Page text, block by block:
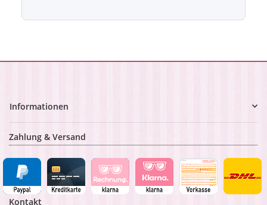
Informationen
Zahlung & Versand
Kontakt